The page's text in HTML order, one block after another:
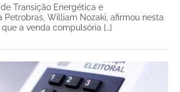
Transição Energética e
William Nozaki, afirmou nesta
que a venda compulsória […]